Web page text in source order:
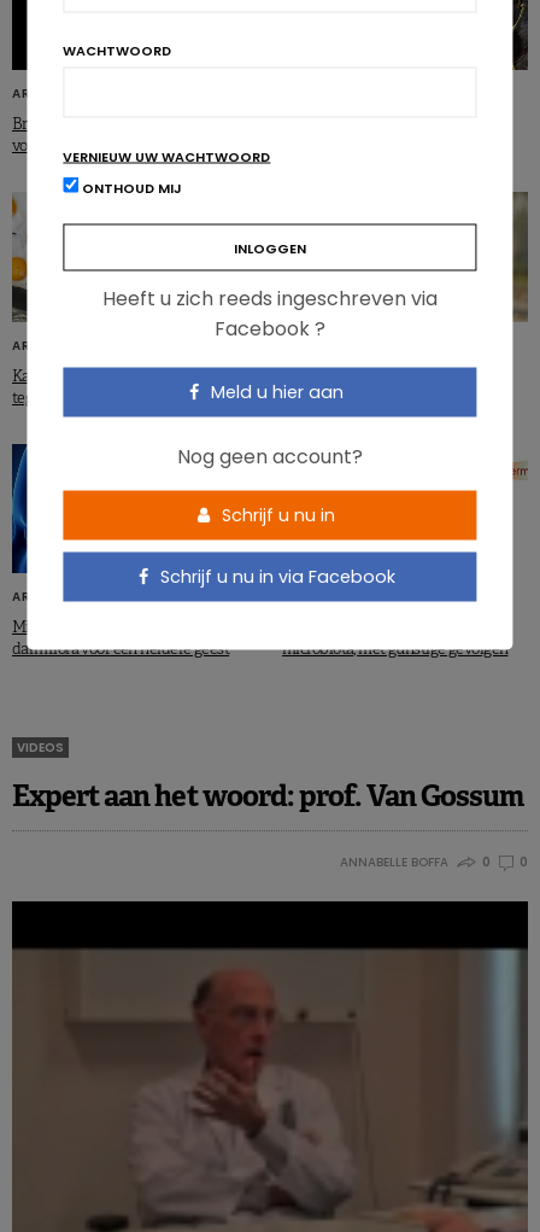
ARTIKELS
Breekt de dunne darm
voedingsvezels af?
ARTIKELS
Kan voedingscholesterol obesitas
tegengaan?
prestaties atleten
ARTIKELS
Microbiota en cognitie: een gezonde
darmflora voor een heldere geest
ARTIKELS
microbiota, met gunstige gevolgen
VIDEOS
Expert aan het woord: prof. Van Gossum
ANNABELLE BOFFA 0 0
WACHTWOORD
VERNIEUW UW WACHTWOORD
ONTHOUD MIJ
Heeft u zich reeds ingeschreven via
Facebook ?
Meld u hier aan
Nog geen account?
Schrijf u nu in
Schrijf u nu in via Facebook